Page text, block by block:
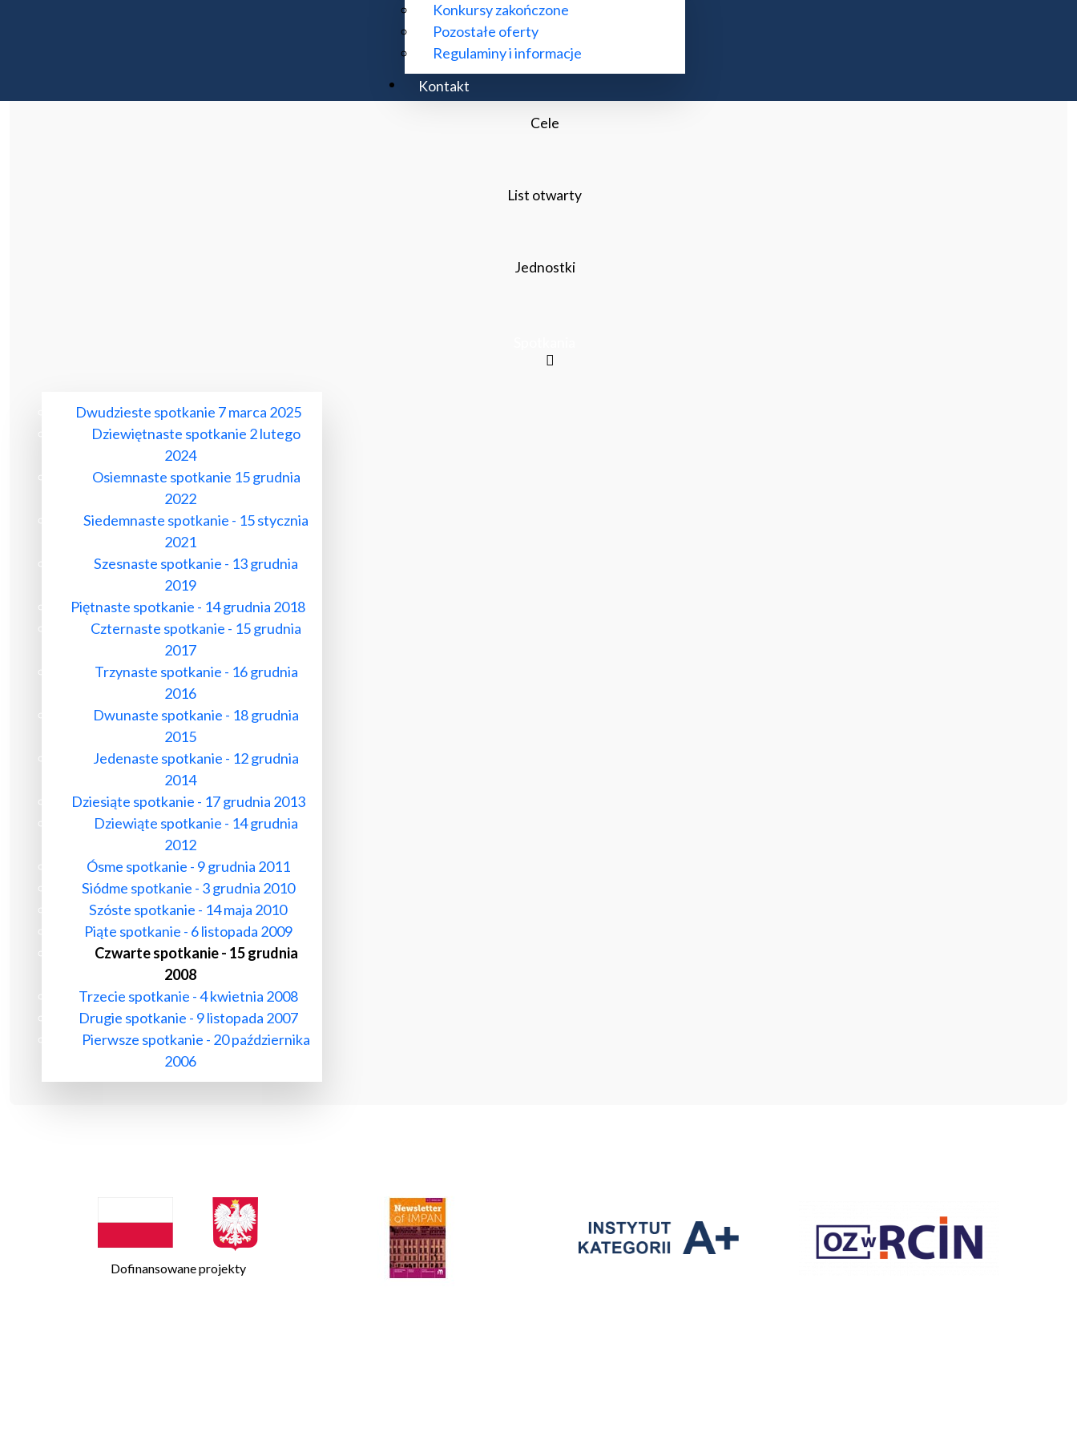
Konkursy zakończone
Pozostałe oferty
Regulaminy i informacje
Kontakt
Cele
List otwarty
Jednostki
Dwudzieste spotkanie 7 marca 2025
Dziewiętnaste spotkanie 2 lutego
2024
Osiemnaste spotkanie 15 grudnia
2022
Siedemnaste spotkanie - 15 stycznia
2021
Szesnaste spotkanie - 13 grudnia
2019
Piętnaste spotkanie - 14 grudnia 2018
Czternaste spotkanie - 15 grudnia
2017
Trzynaste spotkanie - 16 grudnia
2016
Dwunaste spotkanie - 18 grudnia
2015
Jedenaste spotkanie - 12 grudnia
2014
Dziesiąte spotkanie - 17 grudnia 2013
Dziewiąte spotkanie - 14 grudnia
2012
Ósme spotkanie - 9 grudnia 2011
Siódme spotkanie - 3 grudnia 2010
Szóste spotkanie - 14 maja 2010
Piąte spotkanie - 6 listopada 2009
Czwarte spotkanie - 15 grudnia
2008
Trzecie spotkanie - 4 kwietnia 2008
Drugie spotkanie - 9 listopada 2007
Pierwsze spotkanie - 20 października
2006
Dofinansowane projekty